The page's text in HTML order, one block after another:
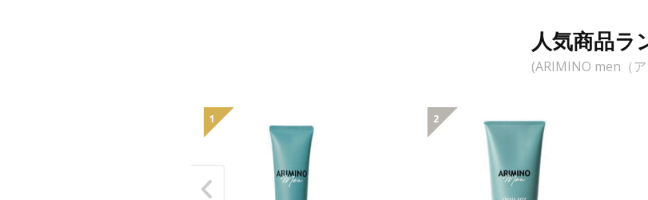
人気商品ラ
(ARIMINO men（
1 2